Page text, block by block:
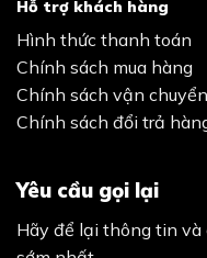
Hỗ trợ khách hàng
Hình thức thanh toán
Chính sách mua hàng
Chính sách vận chuyển
Chính sách đổi trả
Yêu cầu gọi lại
Hãy để lại thông tin